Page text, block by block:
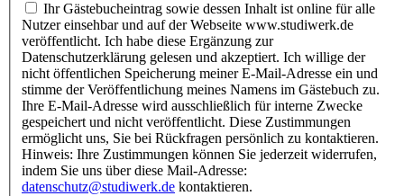
Ihr Gästebucheintrag sowie dessen Inhalt ist online für alle
Nutzer einsehbar und auf der Webseite www.studiwerk.de
veröffentlicht. Ich habe diese Ergänzung zur
Datenschutzerklärung gelesen und akzeptiert. Ich willige der
nicht öffentlichen Speicherung meiner E-Mail-Adresse ein und
stimme der Veröffentlichung meines Namens im Gästebuch zu.
Ihre E-Mail-Adresse wird ausschließlich für interne Zwecke
gespeichert und nicht veröffentlicht. Diese Zustimmungen
ermöglicht uns, Sie bei Rückfragen persönlich zu kontaktieren.
Hinweis: Ihre Zustimmungen können Sie jederzeit widerrufen,
indem Sie uns über diese Mail-Adresse:
datenschutz@studiwerk.de kontaktieren.